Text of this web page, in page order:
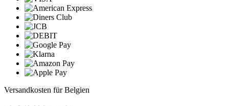
Versandkosten für Belgien